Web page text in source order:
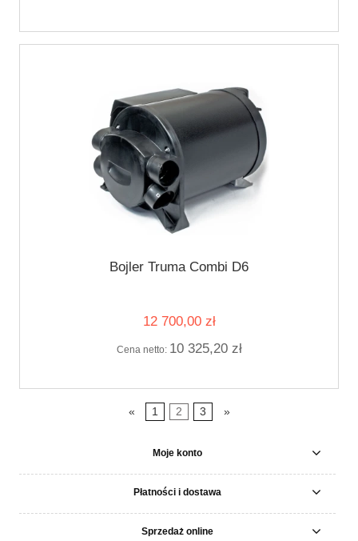
Bojler Truma Combi D6
12 700,00 zł
Cena netto: 10 325,20 zł
« 1 2 3 »
Moje konto
Płatności i dostawa
Sprzedaż online